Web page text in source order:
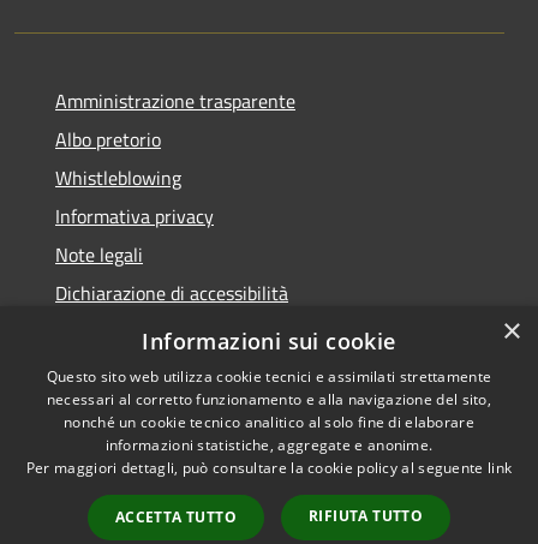
Amministrazione trasparente
Albo pretorio
Whistleblowing
Informativa privacy
Note legali
Dichiarazione di accessibilità
Obiettivi di accessibilità 2026
Accessibilità
Copyright © 2026 • Comune di
Rubano • Powered by
Municipium•
Accesso
×
Informazioni sui cookie
Questo sito web utilizza cookie tecnici e assimilati strettamente
necessari al corretto funzionamento e alla navigazione del sito,
nonché un cookie tecnico analitico al solo fine di elaborare
informazioni statistiche, aggregate e anonime.
Per maggiori dettagli, può consultare la cookie policy al seguente link
ACCETTA TUTTO RIFIUTA TUTTO